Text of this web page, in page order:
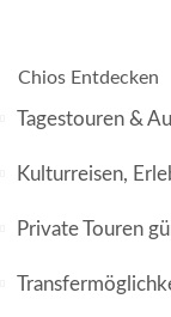
Chios Entdecken
Tagestouren &
Kulturreisen,
Private Touren